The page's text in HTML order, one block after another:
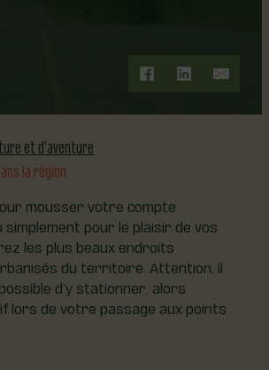
et d'aventure
la région
mousser votre compte
simplement pour le plaisir de vos
les plus beaux endroits
du territoire. Attention, il
d’y stationner, alors
lors de votre passage aux points